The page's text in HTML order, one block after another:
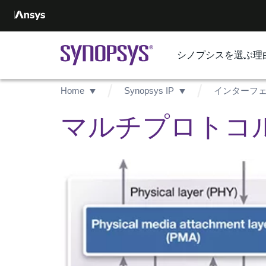
シノプシスを選ぶ理
Home Synopsys IP インターフ
マルチプロトコ